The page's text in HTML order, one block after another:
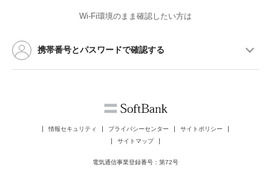
Wi-Fi環境のまま確認したい方は
携帯番号とパスワードで確認する
情報セキュリティ プライバシーセンター
サイトポリシー
サイトマップ
電気通信事業登録番号：第72号